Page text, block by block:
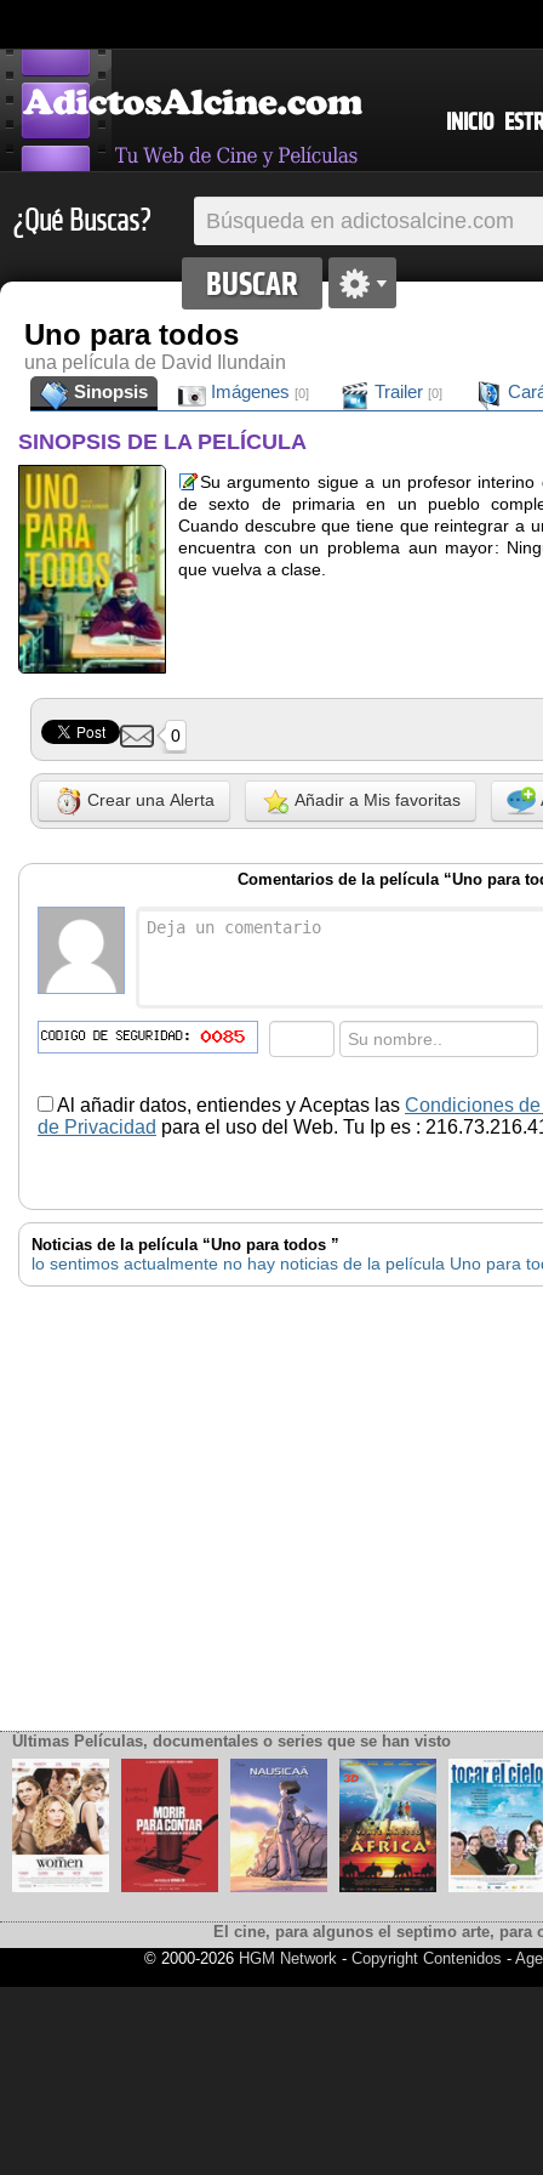
INICIO
¿Qué Buscas?
Uno para todos
una película de David Ilundain
Sinopsis
Imágenes [0] Trailer [0]
SINOPSIS DE LA PELÍCULA
Su argumento sigue a un profesor
de sexto de primaria en un pueblo
Cuando descubre que tiene que reintegrar a
encuentra con un problema aun mayor:
que vuelva a clase.
0
Crear una Alerta Añadir a Mis favoritas
Comentarios de la película “Uno para
Al añadir datos, entiendes y Aceptas las Condiciones
de Privacidad para el uso del Web. Tu Ip es :
Noticias de la película “Uno para todos ”
lo sentimos actualmente no hay noticias de la película Uno para
Últimas Películas, documentales o series que se han visto
El cine, para algunos el septimo arte,
© 2000-2026 HGM Network- Copyright Contenidos -